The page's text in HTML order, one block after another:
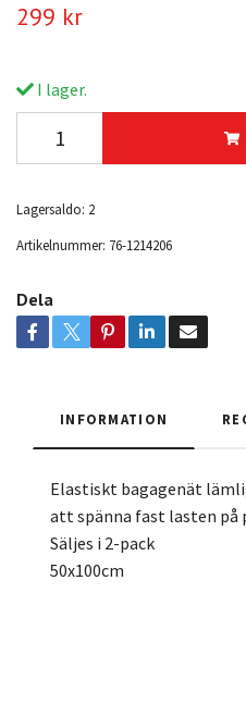
299 kr
I lager.
Lagersaldo: 2
Artikelnummer: 76-1214206
Dela
INFORMATION
Elastiskt bagagenät
att spänna fast lasten på
Säljes i 2-pack
50x100cm